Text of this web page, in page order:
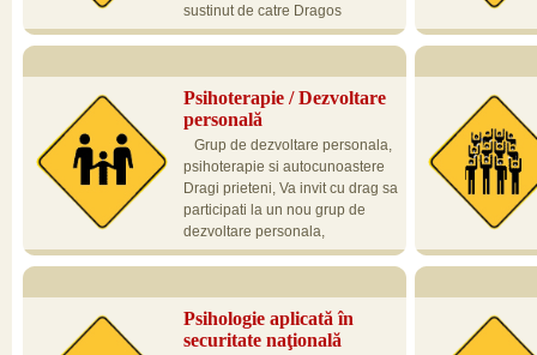
sustinut de catre Dragos
Bucurenci si organizat de catre Exec-Edu, a fost declarat
de profesionisti care ocupă functia de General Manager,
HR Director, OD Manager, Learning & Development ...
în domeniul
Psihoterapie / Dezvoltare
personală
Grup de dezvoltare personala,
psihoterapie si autocunoastere
Dragi prieteni, Va invit cu drag sa
participati la un nou grup de
dezvoltare personala,
psihoterapie si autocunoastere. Acesta va consta dintr-o
de o intalnire pe saptamana. Numarul maxim de
participanti este de 12 membri. Costul unei intalniri este
de 40 ...
evaluate
umanecoaching
Psihologie aplicată în
securitate naţională